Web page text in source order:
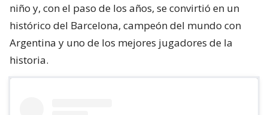
niño y, con el paso de los años, se convirtió en un
histórico del Barcelona, campeón del mundo con
Argentina y uno de los mejores jugadores de la
historia.